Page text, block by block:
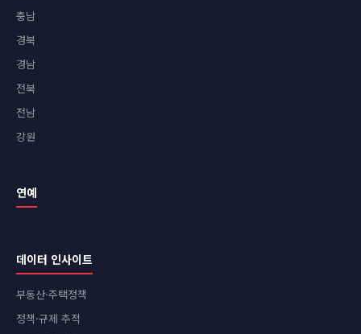
충남
경북
경남
전북
전남
강원
연예
데이터 인사이트
부동산·주택정책
정책·규제 추적